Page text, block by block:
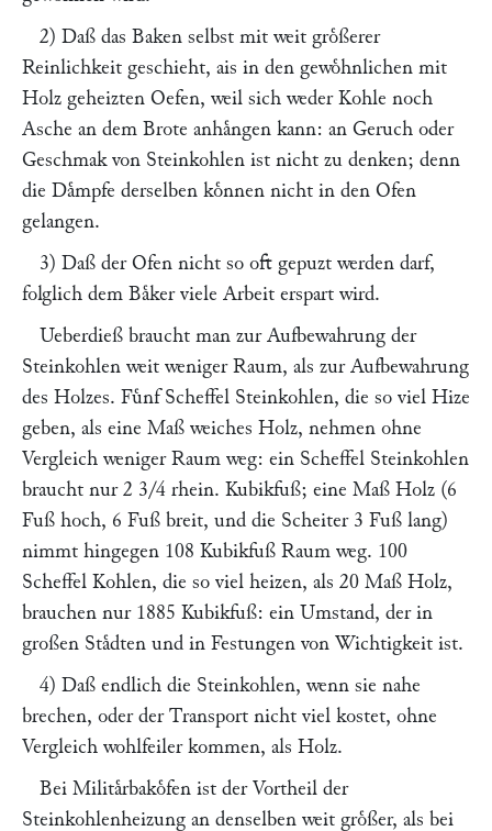
2) Daß das Baken selbst mit weit groͤßerer
Reinlichkeit geschieht, ais in den gewoͤhnlichen mit
Holz geheizten Oefen, weil sich weder Kohle noch
Asche an dem Brote anhaͤngen kann: an Geruch oder
Geschmak von Steinkohlen ist nicht zu denken; denn
die Daͤmpfe derselben koͤnnen nicht in den Ofen
gelangen.
3) Daß der Ofen nicht so oft gepuzt werden darf,
folglich dem Baͤker viele Arbeit erspart wird.
Ueberdieß braucht man zur Aufbewahrung der
Steinkohlen weit weniger Raum, als zur Aufbewahrung
des Holzes. Fuͤnf Scheffel Steinkohlen, die so viel Hize
geben, als eine Maß weiches Holz, nehmen ohne
Vergleich weniger Raum weg: ein Scheffel Steinkohlen
braucht nur 2 3/4 rhein. Kubikfuß; eine Maß Holz (6
Fuß hoch, 6 Fuß breit, und die Scheiter 3 Fuß lang)
nimmt hingegen 108 Kubikfuß Raum weg. 100
Scheffel Kohlen, die so viel heizen, als 20 Maß Holz,
brauchen nur 1885 Kubikfuß: ein Umstand, der in
großen Staͤdten und in Festungen von Wichtigkeit ist.
4) Daß endlich die Steinkohlen, wenn sie nahe
brechen, oder der Transport nicht viel kostet, ohne
Vergleich wohlfeiler kommen, als Holz.
Bei Militaͤrbakoͤfen ist der Vortheil der
Steinkohlenheizung an denselben weit groͤßer, als bei